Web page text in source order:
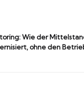
Wie der
ohne den